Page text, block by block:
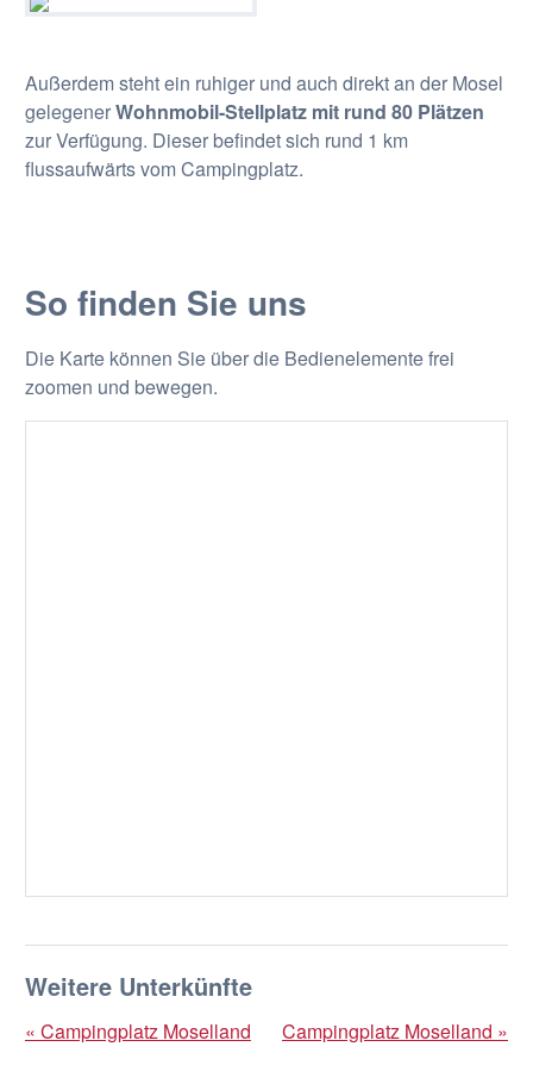
Außerdem steht ein ruhiger und auch direkt an der Mosel
gelegenerWohnmobil-Stellplatz mit rund 80 Plätzen
zur Verfügung. Dieser befindet sich rund 1 km
flussaufwärts vom Campingplatz.
So finden Sie uns
Die Karte können Sie über die Bedienelemente frei
zoomen und bewegen.
Weitere Unterkünfte
« Campingplatz Moselland Campingplatz Moselland »